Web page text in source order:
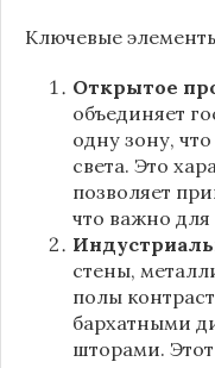
Ключевые
Открытое
объединяет
одну зону,
света. Это
позволяет
что важно
стены,
полы
бархатными
шторами.